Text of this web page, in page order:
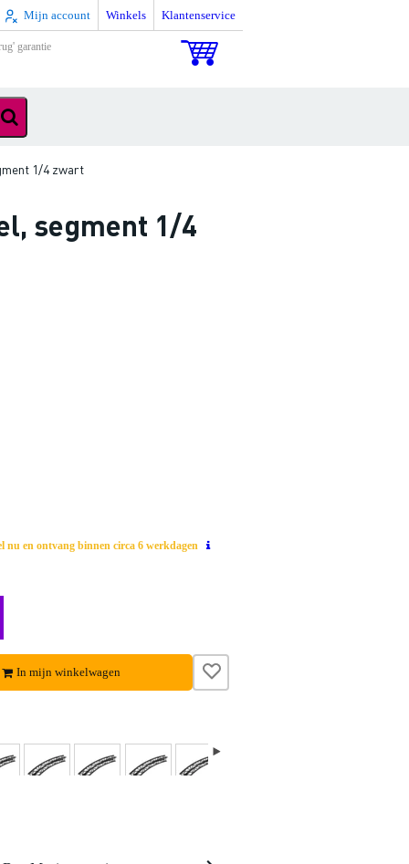
Mijn account Winkels Klantenservice
garantie
1/4 zwart
segment 1/4
nu en ontvang binnen circa 6 werkdagen
In mijn winkelwagen